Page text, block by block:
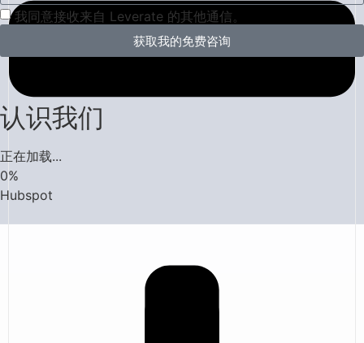
我同意接收来自 Leverate 的其他通信。
获取我的免费咨询
认识我们
正在加载...
0%
Hubspot